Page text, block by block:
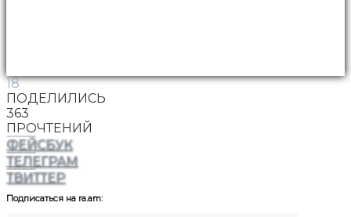
18
ПОДЕЛИЛИСЬ
363
ПРОЧТЕНИЙ
ФЕЙСБУК
ТЕЛЕГРАМ
ТВИТТЕР
Подписаться на ra.am: